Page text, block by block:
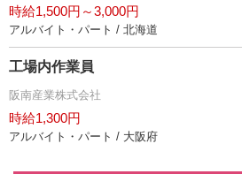
時給1,500円～3,000円
アルバイト・パート / 北海道
工場内作業員
阪南産業株式会社
時給1,300円
アルバイト・パート / 大阪府